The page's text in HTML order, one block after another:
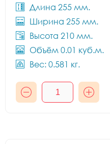
Длина 255 мм.
Ширина 255 мм.
Высота 210 мм.
Объём 0.01 куб.м.
Вес: 0.581 кг.